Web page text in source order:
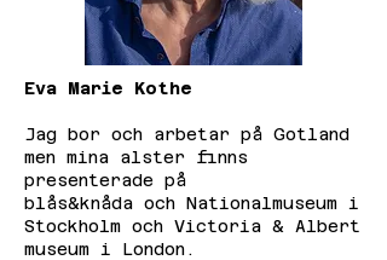
Eva Marie Kothe
Jag bor och arbetar på Gotland
men mina alster finns
presenterade på
blås&knåda och Nationalmuseum i
Stockholm och Victoria & Albert
museum i London.